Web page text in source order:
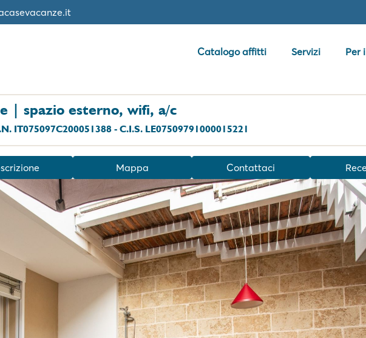
Catalogo affitti Servizi Per
| spazio esterno, wifi, a/c
IT075097C200051388 - C.I.S. LE07509791000015221
Mappa Contattaci